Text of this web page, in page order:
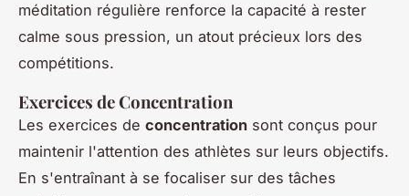
méditation régulière renforce la capacité à rester
calme sous pression, un atout précieux lors des
compétitions.
Exercices de Concentration
Les exercices de concentration sont conçus pour
maintenir l'attention des athlètes sur leurs objectifs.
En s'entraînant à se focaliser sur des tâches